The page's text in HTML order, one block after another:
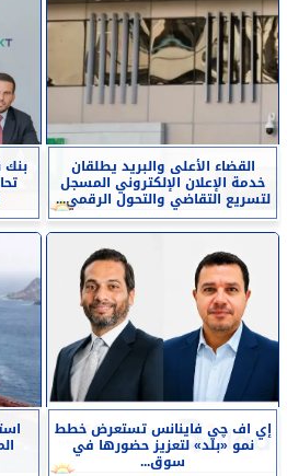
القضاء الأعلى والبريد يطلقان
خدمة الإعلان الإلكتروني المسجل
لتسريع التقاضي والتحول الرقمي...
إي اف چي فاينانس تستعرض خطط
نمو «بلد» لتعزيز حضورها في
سوق...